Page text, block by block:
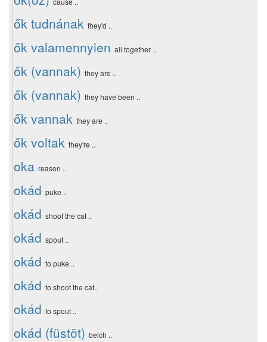
ők tudnának they'd ..
ők valamennyien all together ..
ők (vannak) they are ..
ők (vannak) they have been ..
ők vannak they are ..
ők voltak they're ..
oka reason ..
okád puke ..
okád shoot the cat ..
okád spout ..
okád to puke ..
okád to shoot the cat..
okád to spout ..
okád (füstöt) belch ..